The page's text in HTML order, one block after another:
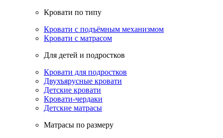
Кровати по типу
Кровати с подъёмным механизмом
Кровати с матрасом
Для детей и подростков
Кровати для подростков
Двухъярусные кровати
Детские кровати
Кровати-чердаки
Детские матрасы
Матрасы по размеру